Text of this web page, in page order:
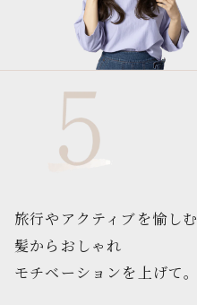
旅行やアクティブを愉しむ
髪からおしゃれ
モチベーションを上げて。